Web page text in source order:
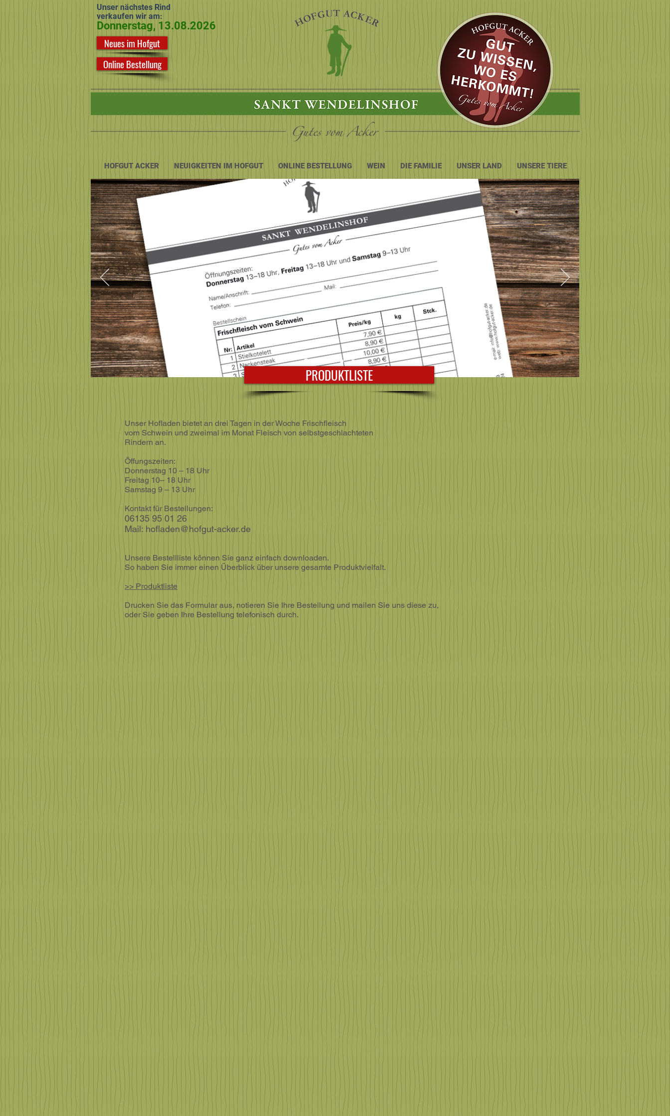
Unser nächstes Rind
verkaufen wir am:
Donnerstag, 13.08.2026
Neues im Hofgut
Online Bestellung
HOFGUT ACKER NEUIGKEITEN IM HOFGUT ONLINE BESTELLUNG WEIN DIE FAMILIE UNSER LAND UNSERE TIERE
PRODUKTLISTE
Unser Hofladen bietet an drei Tagen in der Woche Frischfleisch
vom Schwein und zweimal im Monat Fleisch von selbstgeschlachteten
Rindern an.
Öffungszeiten:
Donnerstag 10 – 18 Uhr
Freitag 10– 18 Uhr
Samstag 9 – 13 Uhr
Kontakt für Bestellungen:
06135 95 01 26
Mail: hofladen@hofgut-acker.de
Unsere Bestellliste können Sie ganz einfach downloaden.
So haben Sie immer einen Überblick über unsere gesamte Produktvielfalt.
>> Produktliste
Drucken Sie das Formular aus, notieren Sie Ihre Bestellung und mailen Sie uns diese zu,
oder Sie geben Ihre Bestellung telefonisch durch.